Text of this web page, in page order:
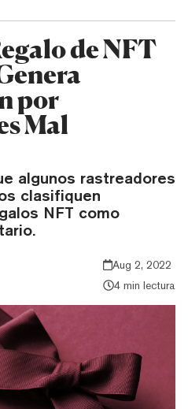
de NFT
por
Mal
algunos rastreadores
clasifiquen
NFT como
Aug 2, 2022
4 min lectura